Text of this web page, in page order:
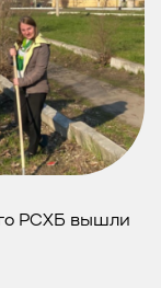
РСХБ вышли